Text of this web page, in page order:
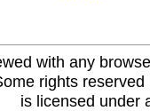
with any
rights
is licensed under